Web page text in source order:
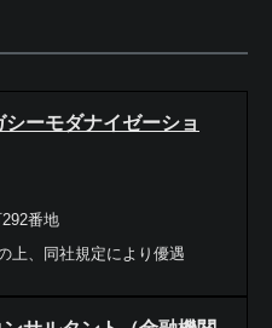
シーモダナイゼーショ
番地
上、同社規定により優遇